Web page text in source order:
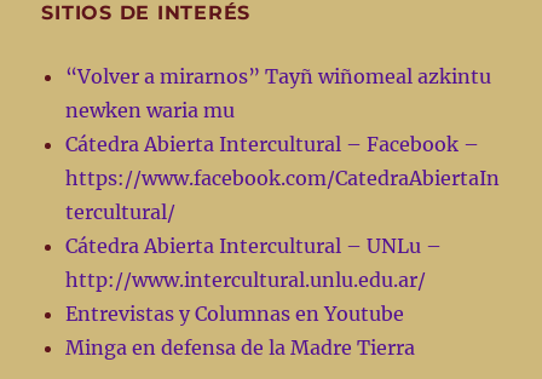
SITIOS DE INTERÉS
“Volver a mirarnos” Tayñ wiñomeal azkintu
newken waria mu
Cátedra Abierta Intercultural – Facebook –
https://www.facebook.com/CatedraAbiertaIn
tercultural/
Cátedra Abierta Intercultural – UNLu –
http://www.intercultural.unlu.edu.ar/
Entrevistas y Columnas en Youtube
Minga en defensa de la Madre Tierra